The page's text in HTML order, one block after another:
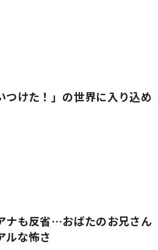
つけた！」の世界に入り込め
ナも反省…おばたのお兄さん
ルな怖さ